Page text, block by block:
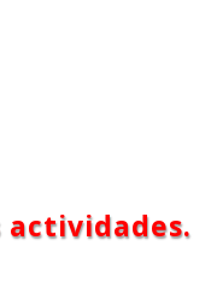
actividades.